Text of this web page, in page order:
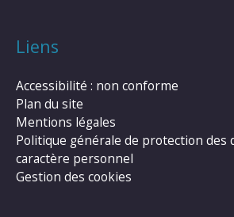
Liens
Accessibilité : non conforme
Plan du site
Mentions légales
Politique générale de protection des
caractère personnel
Gestion des cookies